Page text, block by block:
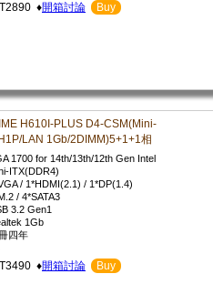
♦開箱討論 Buy
H610I-PLUS D4-CSM(Mini-
LAN 1Gb/2DIMM)5+1+1相
1700 for 14th/13th/12th Gen Intel
ITX(DDR4)
/ 1*HDMI(2.1) / 1*DP(1.4)
/ 4*SATA3
3.2 Gen1
1Gb
四年
♦開箱討論 Buy